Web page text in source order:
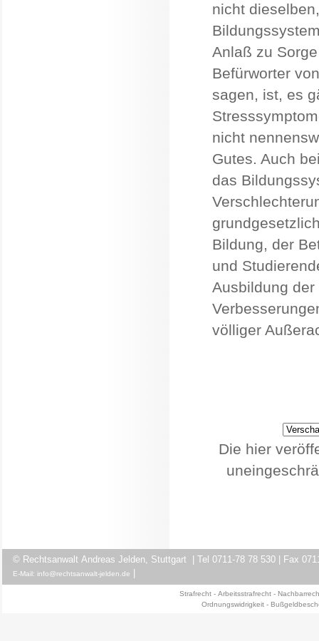
nicht
Anlaß zu
Befürworter
sagen, ist, es
nicht
Gutes. Auch
das
Bildung, der
und
Ausbildung
völliger
Die hier
© Rechtsanwalt Andreas Jelden, Stuttgart | Tel 0711-78 78 530 | Fax
E-Mail: info@rechtsanwalt-jelden.de
Strafrecht - Arbeitsstrafrecht-
Ordnungswidrigkeit-